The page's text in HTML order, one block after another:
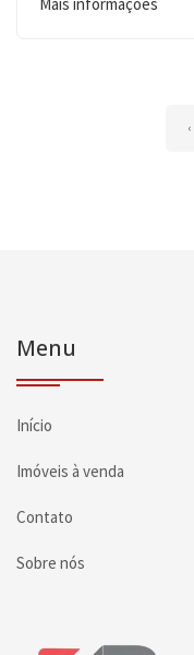
‹
Menu
Início
Imóveis à venda
Contato
Sobre nós